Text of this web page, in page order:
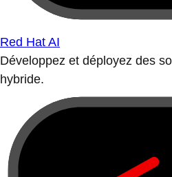
Red Hat AI
Développez et déployez des
hybride.